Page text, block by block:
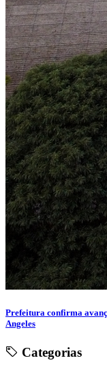
Prefeitura confirma
Angeles
Categorias